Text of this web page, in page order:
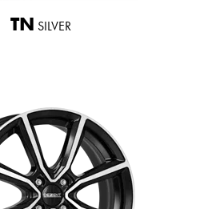
TN SILVER